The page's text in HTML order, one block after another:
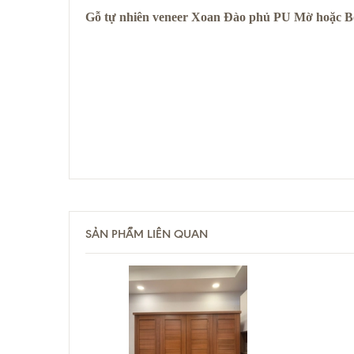
Gỗ tự nhiên veneer Xoan Đào phủ PU Mờ hoặc
SẢN PHẨM LIÊN QUAN